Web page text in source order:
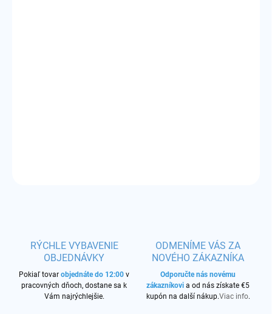
RÝCHLE VYBAVENIE
OBJEDNÁVKY
Pokiaľ tovar objednáte do 12:00 v
pracovných dňoch, dostane sa k
Vám najrýchlejšie.
ODMENÍME VÁS ZA
NOVÉHO ZÁKAZNÍKA
Odporučte nás novému
zákazníkovi a od nás získate €5
kupón na další nákup.Viac info.